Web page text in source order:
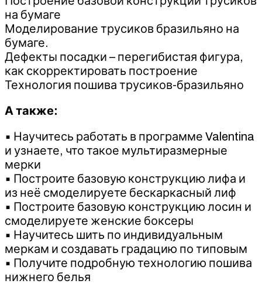
на бумаге
Моделирование трусиков бразильяно на
бумаге.
Дефекты посадки – перегибистая фигура,
как скорректировать построение
Технология пошива трусиков-бразильяно
А также:
▪️ Научитесь работать в программе Valentina
и узнаете, что такое мультиразмерные
мерки
▪️ Построите базовую конструкцию лифа и
из неё смоделируете бескаркасный лиф
▪️ Построите базовую конструкцию лосин и
смоделируете женские боксеры
▪️ Научитесь шить по индивидуальным
меркам и создавать градацию по типовым
▪️ Получите подробную технологию пошива
нижнего белья